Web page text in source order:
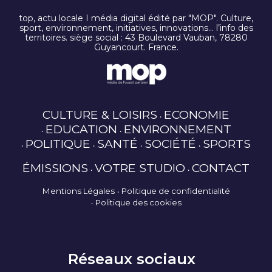
top, actu locale I média digital édité par "MOP". Culture,
sport, environnement, initiatives, innovations… l’info des
territoires. siège social : 43 Boulevard Vauban, 78280
Guyancourt. France.
CULTURE & LOISIRS ECONOMIE
EDUCATION ENVIRONNEMENT
POLITIQUE SANTÉ SOCIÉTÉ SPORTS
ÉMISSIONS VOTRE STUDIO CONTACT
Mentions Légales
Politique de confidentialité
Politique des cookies
Réseaux sociaux